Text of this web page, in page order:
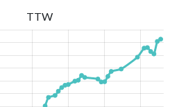
TTW